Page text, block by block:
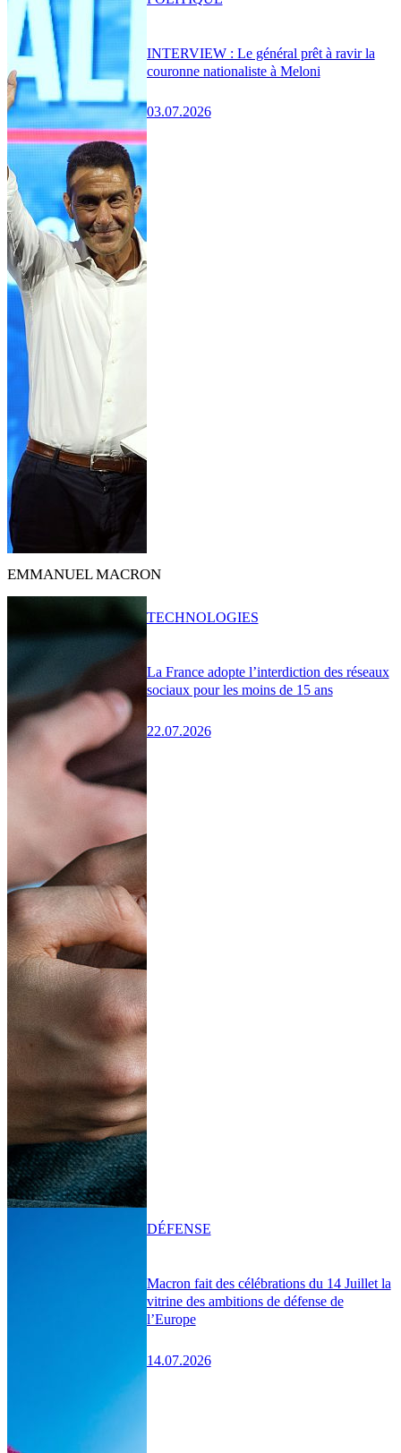
INTERVIEW : Le général prêt à ravir la
couronne nationaliste à Meloni
03.07.2026
EMMANUEL MACRON
La France adopte l’interdiction des réseaux
sociaux pour les moins de 15 ans
22.07.2026
TECHNOLOGIES
Macron fait des célébrations du 14 Juillet la
vitrine des ambitions de défense de
l’Europe
14.07.2026
DÉFENSE